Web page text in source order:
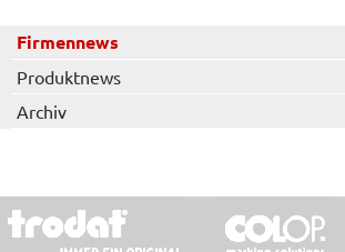
Firmennews
Produktnews
Archiv